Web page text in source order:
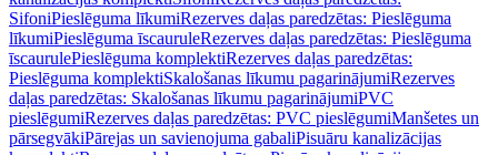
SifoniPieslēguma līkumiRezerves daļas paredzētas: Pieslēguma
līkumiPieslēguma īscauruleRezerves daļas paredzētas: Pieslēguma
īscaurulePieslēguma komplektiRezerves daļas paredzētas:
Pieslēguma komplektiSkalošanas līkumu pagarinājumiRezerves
daļas paredzētas: Skalošanas līkumu pagarinājumiPVC
pieslēgumiRezerves daļas paredzētas: PVC pieslēgumiManšetes un
pārsegvākiPārejas un savienojuma gabaliPisuāru kanalizācijas